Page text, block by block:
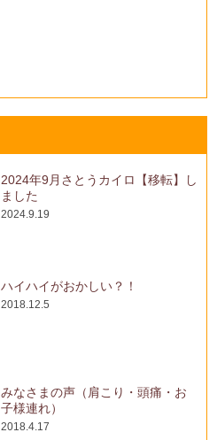
2024年9月さとうカイロ【移転】し
ました
2024.9.19
ハイハイがおかしい？！
2018.12.5
みなさまの声（肩こり・頭痛・お
子様連れ）
2018.4.17